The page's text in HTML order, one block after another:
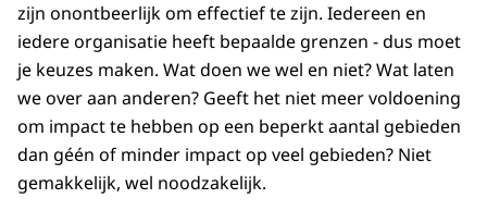
zijn onontbeerlijk om effectief te zijn. Iedereen en
iedere organisatie heeft bepaalde grenzen - dus moet
je keuzes maken. Wat doen we wel en niet? Wat laten
we over aan anderen? Geeft het niet meer voldoening
om impact te hebben op een beperkt aantal gebieden
dan géén of minder impact op veel gebieden? Niet
gemakkelijk, wel noodzakelijk.